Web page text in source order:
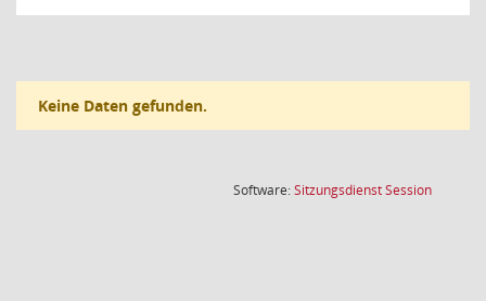
Keine Daten gefunden.
Software:SitzungsdienstSession(Wird in